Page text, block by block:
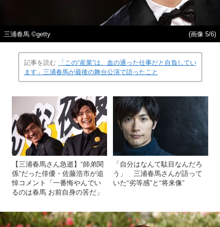
三浦春馬 ©getty (画像 5/6)
記事を読む
「この“産業”は、血の通った仕事だと自負してい
ます」三浦春馬が最後の舞台公演で語ったこと
【三浦春馬さん急逝】“師弟関
係”だった俳優・佐藤浩市が追
悼コメント「一番悔やんでい
るのは春馬 お前自身の筈だ」
「自分はなんて駄目なんだろ
う」 三浦春馬さんが語って
いた“劣等感”と“将来像”